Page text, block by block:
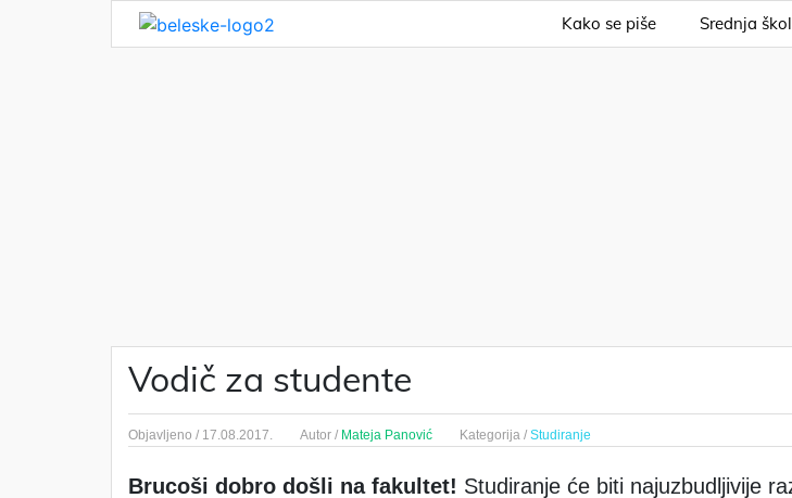
Kako se piše Srednja
Vodič za studente
Objavljeno / 17.08.2017. Autor / Mateja Panović Kategorija / Studiranje
Brucoši dobro došli na fakultet! Studiranje će biti najuzbudljivije